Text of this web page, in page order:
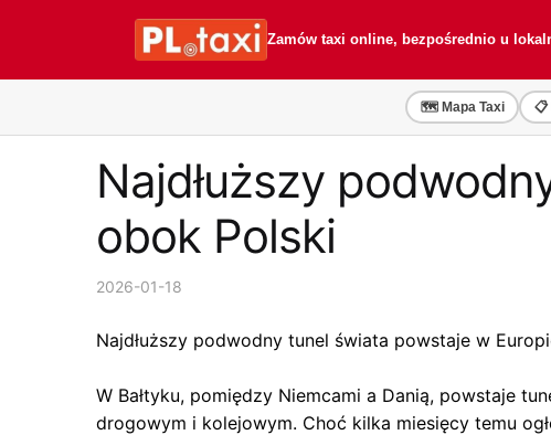
Zamów taxi online, bezpośrednio u
🗺️ Mapa Taxi 📋
Najdłuższy
obok Polski
2026-01-18
Najdłuższy podwodny tunel świata powstaje w
W Bałtyku, pomiędzy Niemcami a Danią, powstaje
drogowym i kolejowym. Choć kilka miesięcy temu